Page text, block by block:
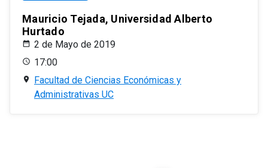
Mauricio Tejada, Universidad Alberto
Hurtado
2 de Mayo de 2019
17:00
Facultad de Ciencias Económicas y
Administrativas UC